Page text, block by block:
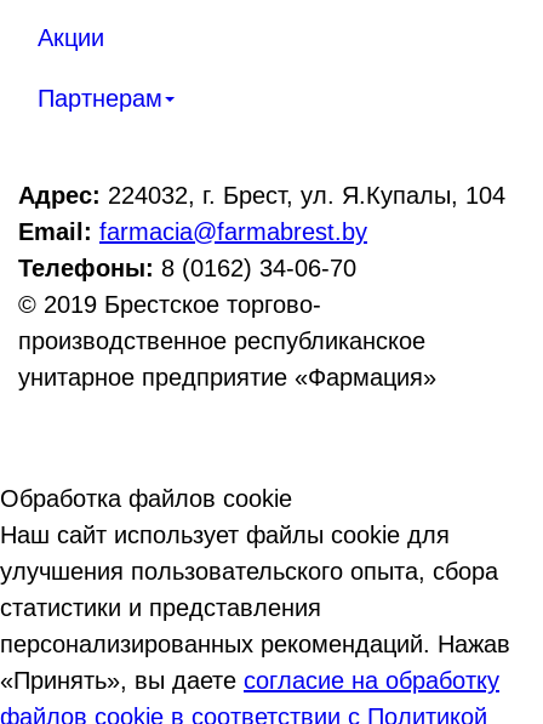
Акции
Партнерам
Адрес: 224032, г. Брест, ул. Я.Купалы, 104
Email: farmacia@farmabrest.by
Телефоны: 8 (0162) 34-06-70
© 2019 Брестское торгово-
производственное республиканское
унитарное предприятие «Фармация»
Обработка файлов cookie
Наш сайт использует файлы cookie для
улучшения пользовательского опыта, сбора
статистики и представления
персонализированных рекомендаций. Нажав
«Принять», вы даете согласие на обработку
файлов cookie в соответствии с Политикой